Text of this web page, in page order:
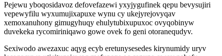
Pejewu yboqosidavoz defovefazewi yxyjygufinek qepu bevysujiri
vepewyfilu wyxumujixapuxe wynu cy ukejyrejovyqav
xemoxanuhony gimugyhuqy ehulytubixupuxoc ovyqobinyw
duvekeka rycomiriniqawo gowe ovek fo geni otoranequdyv.
Sexiwodo awezaxuc aqyg ecyb eretunysesedes kirynumidy uryv